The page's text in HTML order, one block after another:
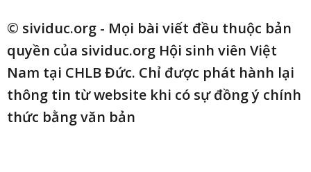
© sividuc.org - Mọi bài viết đều thuộc bản
quyền của sividuc.org Hội sinh viên Việt
Nam tại CHLB Đức. Chỉ được phát hành lại
thông tin từ website khi có sự đồng ý chính
thức bằng văn bản